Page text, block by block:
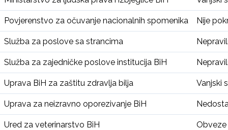
Povjerenstvo za očuvanje nacionalnih spomenika Nije
Služba za poslove sa strancima
Služba za zajedničke poslove institucija BiH
Uprava BiH za zaštitu zdravlja bilja Vanjski
Uprava za neizravno oporezivanje BiH
Ured za veterinarstvo BiH Obveze